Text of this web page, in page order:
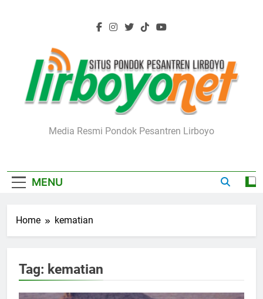
Lirboyo.net
Media Resmi Pondok Pesantren Lirboyo
MENU
Home kematian
Tag: kematian